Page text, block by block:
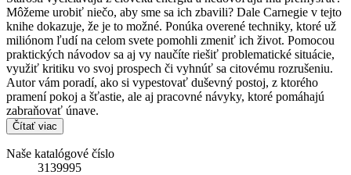
Môžeme urobiť niečo, aby sme sa ich zbavili? Dale Carnegie v tejto
knihe dokazuje, že je to možné. Ponúka overené techniky, ktoré už
miliónom ľudí na celom svete pomohli zmeniť ich život. Pomocou
praktických návodov sa aj vy naučíte riešiť problematické situácie,
využiť kritiku vo svoj prospech či vyhnúť sa citovému rozrušeniu.
Autor vám poradí, ako si vypestovať duševný postoj, z ktorého
pramení pokoj a šťastie, ale aj pracovné návyky, ktoré pomáhajú
zabraňovať únave.
Čítať viac
Naše katalógové číslo
3139995